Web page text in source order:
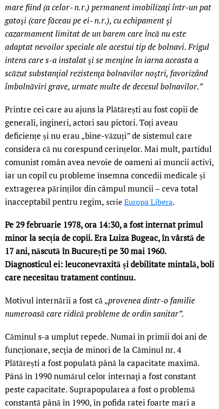
mare fiind (a celor- n.r.) permanent imobilizaţi într-un pat
gatoşi (care făceau pe ei- n.r.), cu echipament şi
cazarmament limitat de un barem care încă nu este
adaptat nevoilor speciale ale acestui tip de bolnavi. Frigul
intens care s-a instalat şi se menţine în iarna aceasta a
scăzut substanţial rezistenţa bolnavilor noştri, favorizând
îmbolnăviri grave, urmate multe de decesul bolnavilor.”
Printre cei care au ajuns la Plătărești au fost copii de
generali, ingineri, actori sau pictori. Toți aveau
deficiențe și nu erau „bine-văzuți” de sistemul care
considera că nu corespund cerințelor. Mai mult, partidul
comunist român avea nevoie de oameni ai muncii activi,
iar un copil cu probleme însemna concedii medicale și
extragerea părinților din câmpul muncii – ceva total
inacceptabil pentru regim, scrieEuropa Libera.
Pe 29 februarie 1978, ora 14:30, a fost internat primul
minor la secția de copii. Era Luiza Bugeac, în vârstă de
17 ani, născută în București pe 30 mai 1960.
Diagnosticul ei: leuconevraxită și debilitate mintală, boli
care necesitau tratament continuu.
Motivul internării a fost că „provenea dintr-o familie
numeroasă care ridică probleme de ordin sanitar”.
Căminul s-a umplut repede. Numai în primii doi ani de
funcționare, secţia de minori de la Căminul nr. 4
Plătărești a fost populată până la capacitate maximă.
Până în 1990 numărul celor internaţi a fost constant
peste capacitate. Suprapopularea a fost o problemă
constantă până în 1990, în pofida ratei foarte mari a